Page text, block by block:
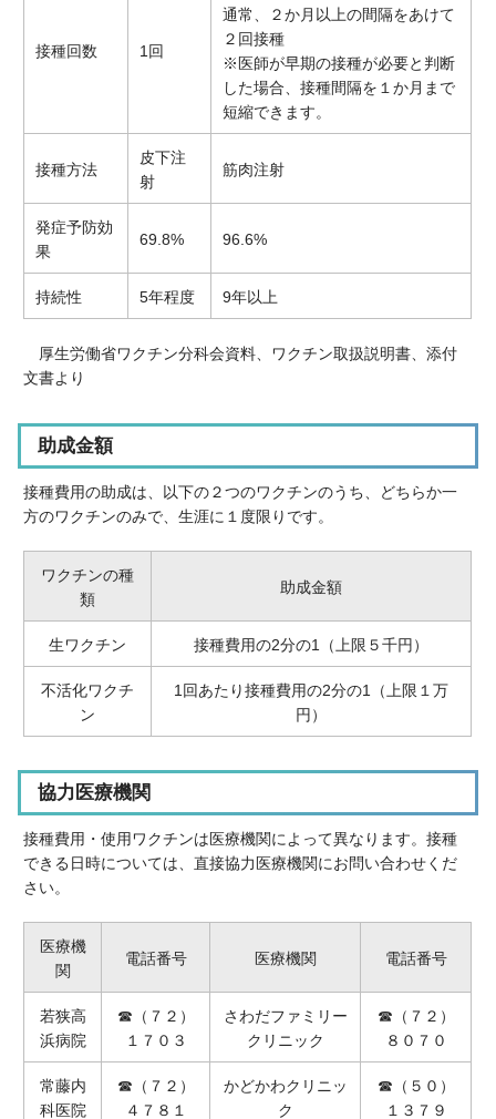
接種回数 1回
通常、２か月以上の間隔をあけて
２回接種
※医師が早期の接種が必要と判断
した場合、接種間隔を１か月まで
短縮できます。
接種方法
皮下注
射
筋肉注射
発症予防効
果
69.8% 96.6%
持続性 5年程度 9年以上
厚生労働省ワクチン分科会資料、ワクチン取扱説明書、添付
文書より
助成金額
接種費用の助成は、以下の２つのワクチンのうち、どちらか一
方のワクチンのみで、生涯に１度限りです。
ワクチンの種
類
助成金額
生ワクチン 接種費用の2分の1（上限５千円）
不活化ワクチ
ン
1回あたり接種費用の2分の1（上限１万
円）
協力医療機関
接種費用・使用ワクチンは医療機関によって異なります。接種
できる日時については、直接協力医療機関にお問い合わせくだ
さい。
医療機
関
電話番号 医療機関 電話番号
若狭高
浜病院
☎（７２）
１７０３
さわだファミリー
クリニック
☎（７２）
８０７０
常藤内
科医院
☎（７２）
４７８１
かどかわクリニッ
ク
☎（５０）
１３７９